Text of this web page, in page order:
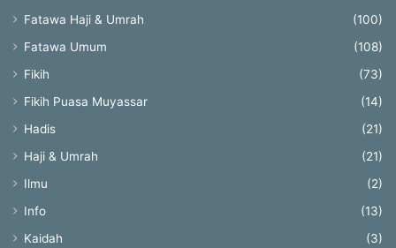
Fatawa Haji & Umrah
(100)
Fatawa Umum
(108)
Fikih
(73)
Fikih Puasa Muyassar
(14)
Hadis
(21)
Haji & Umrah
(21)
Ilmu
(2)
Info
(13)
Kaidah
(3)